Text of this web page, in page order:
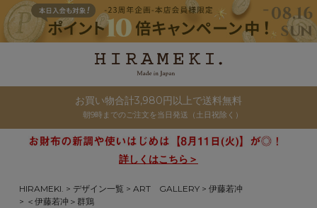
お買い物合計3,980円以上で送料無料
朝9時までのご注文を当日発送（土日祝除く）
詳しくはこちら＞
HIRAMEKI. デザイン一覧 ART GALLERY
伊藤若冲
＜伊藤若冲＞群鶏